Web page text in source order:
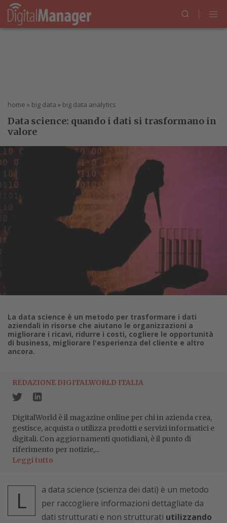
home » big data » big data analytics
Data science: quando i dati si trasformano in
valore
La data science è un metodo per trasformare i dati
aziendali in risorse che aiutano le organizzazioni a
migliorare i ricavi, ridurre i costi, cogliere le opportunità
di business, migliorare l'esperienza del cliente e altro
ancora.
REDAZIONE DIGITALWORLD ITALIA
DigitalWorld è il magazine online per chi in azienda crea,
gestisce, acquista o utilizza prodotti e servizi informatici e
digitali. Con aggiornamenti quotidiani, è il punto di
riferimento per notizie,...
Leggi tutto
L
a data science (scienza dei dati) è un metodo
per raccogliere informazioni dettagliate da
dati strutturati e non strutturati utilizzando